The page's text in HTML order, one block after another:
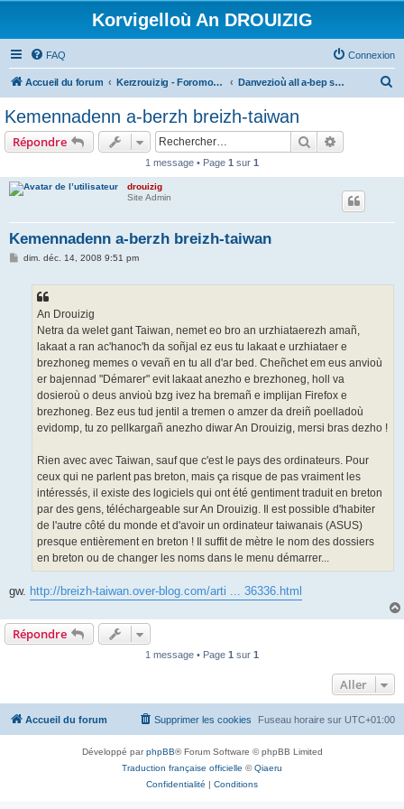
Korvigelloù An DROUIZIG
FAQ Connexion
Accueil du forum Kerzrouizig - Foromoù An Drouizig Danvezioù all a-bep seurt
Kemennadenn a-berzh breizh-taiwan
Répondre Rechercher
1 message • Page 1 sur 1
drouizig
Site Admin
Kemennadenn a-berzh breizh-taiwan
Mdim. déc. 14, 2008 9:51 pm
An Drouizig
Netra da welet gant Taiwan, nemet eo bro an urzhiataerezh amañ,
lakaat a ran ac'hanoc'h da soñjal ez eus tu lakaat e urzhiataer e
brezhoneg memes o vevañ en tu all d'ar bed. Cheñchet em eus anvioù
er bajennad "Démarer" evit lakaat anezho e brezhoneg, holl va
dosieroù o deus anvioù bzg ivez ha bremañ e implijan Firefox e
brezhoneg. Bez eus tud jentil a tremen o amzer da dreiñ poelladoù
evidomp, tu zo pellkargañ anezho diwar An Drouizig, mersi bras dezho !
Rien avec avec Taiwan, sauf que c'est le pays des ordinateurs. Pour
ceux qui ne parlent pas breton, mais ça risque de pas vraiment les
intéressés, il existe des logiciels qui ont été gentiment traduit en breton
par des gens, téléchargeable sur An Drouizig. Il est possible d'habiter
de l'autre côté du monde et d'avoir un ordinateur taiwanais (ASUS)
presque entièrement en breton ! Il suffit de mètre le nom des dossiers
en breton ou de changer les noms dans le menu démarrer...
gw. http://breizh-taiwan.over-blog.com/arti ... 36336.html
Répondre
1 message • Page 1 sur 1
Aller
Accueil du forum Fuseau horaire sur UTC+01:00
Supprimer les cookies
Développé parphpBB® Forum Software © phpBB Limited
Traduction française officielle ©Qiaeru
Confidentialité | Conditions